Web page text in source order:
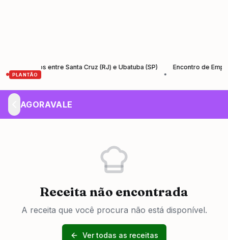
PLANTÃO
Santos entre Santa Cruz (RJ) e Ubatuba (SP)
Encontro de
AGORAVALE
Receita não encontrada
A receita que você procura não está disponível.
Ver todas as receitas